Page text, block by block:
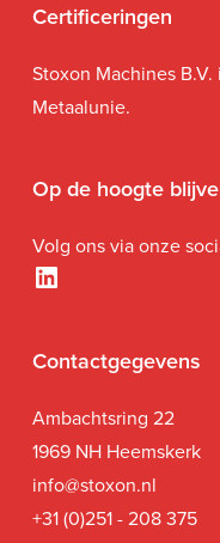
Certificeringen
Stoxon Machines
Metaalunie.
Op de hoogte
Volg ons via onze
LinkedIn
Contactgegevens
Ambachtsring 22
1969 NH Heemskerk
info@stoxon.nl
+31 (0)251 - 208 375